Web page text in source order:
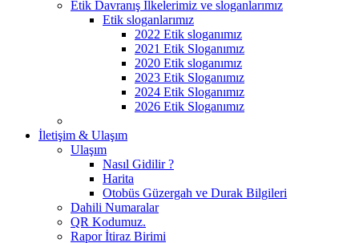
Etik Davranış İlkelerimiz ve sloganlarımız
Etik sloganlarımız
2022 Etik sloganımız
2021 Etik Sloganımız
2020 Etik sloganımız
2023 Etik Sloganımız
2024 Etik Sloganımız
2026 Etik Sloganımız
İletişim & Ulaşım
Ulaşım
Nasıl Gidilir ?
Harita
Otobüs Güzergah ve Durak Bilgileri
Dahili Numaralar
QR Kodumuz.
Rapor İtiraz Birimi